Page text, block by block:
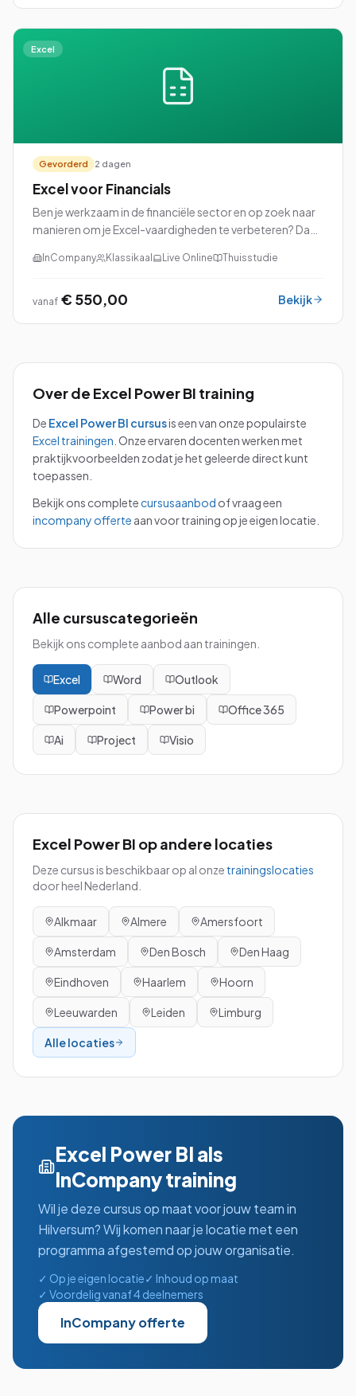
Excel
Gevorderd 2 dagen
Excel voor Financials
Ben je werkzaam in de financiële sector en op zoek naar
manieren om je Excel-vaardigheden te verbeteren? Dan
hebt!InCompany Klassikaal Live Online Thuisstudie
vanaf € 550,00 Bekijk
Over de Excel Power BI training
De Excel Power BI cursusis een van onze populairste
Excel trainingen Onze ervaren docenten werken met
praktijkvoorbeelden zodat je het geleerde direct kunt
toepassen.
Bekijk ons completecursusaanbod of vraag een
incompany offerte aan voor training op je eigen locatie.
Alle cursuscategorieën
Bekijk ons complete aanbod aan trainingen.
Excel Word Outlook
Powerpoint Power bi Office 365
Ai Project Visio
Excel Power BI op andere locaties
Deze cursus is beschikbaar op al onze trainingslocaties
door heel Nederland.
Alkmaar Almere Amersfoort
Amsterdam Den Bosch Den Haag
Eindhoven Haarlem Hoorn
Leeuwarden Leiden Limburg
Alle locaties
Excel Power BI als
InCompany training
Wil je deze cursus op maat voor jouw team in
Hilversum? Wij komen naar je locatie met een
programma afgestemd op jouw organisatie.
✓ Op je eigen locatie✓ Inhoud op maat
✓ Voordelig vanaf 4 deelnemers
InCompany offerte